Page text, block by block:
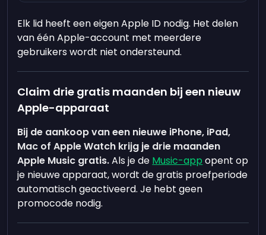
Elk lid heeft een eigen Apple ID nodig. Het delen
van één Apple-account met meerdere
gebruikers wordt niet ondersteund.
Claim drie gratis maanden bij een nieuw
Apple-apparaat
Bij de aankoop van een nieuwe iPhone, iPad,
Mac of Apple Watch krijg je drie maanden
Apple Music gratis.Als je de Music-app opent op
je nieuwe apparaat, wordt de gratis proefperiode
automatisch geactiveerd. Je hebt geen
promocode nodig.